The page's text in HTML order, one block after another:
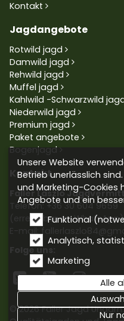
Kontakt
Jagdangebote
Rotwild jagd
Damwild jagd
Rehwild jagd
Muffel jagd
Kahlwild -Schwarzwild
Niederwild jagd
Premium jagd
Paket angebote
Bogenjagd
Kontakt
Faller László
Telefon:+36 30 604 9659
(erreichbar an WhatsApp)
E-mail:
Folge uns:
  
© 2026 Faller Jagd
Unsere Website
Betrieb unerlässlich
und Marketing-Cookies
Angebote und ein
Funktional
Analytisch,
Marketing
Alle
Nur